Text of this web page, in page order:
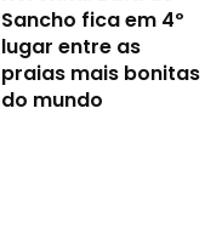
Sancho fica em 4º
lugar entre as
praias mais bonitas
do mundo